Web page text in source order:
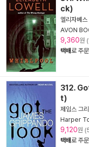
ck)
엘리자베스
AVON
9,360원
택배로 주
312.
t)
제임스 그
Harper
9,120원
택배로 주